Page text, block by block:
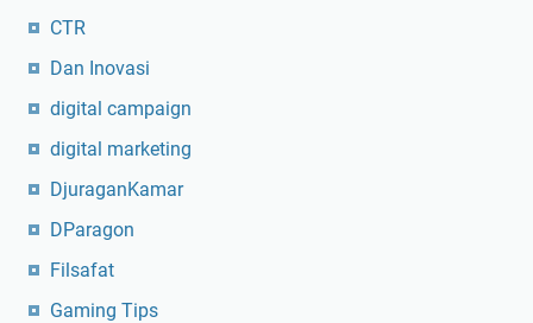
CTR
Dan Inovasi
digital campaign
digital marketing
DjuraganKamar
DParagon
Filsafat
Gaming Tips